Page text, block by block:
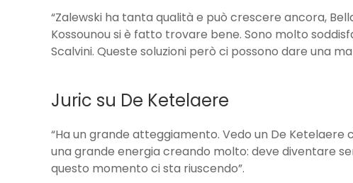
“Zalewski ha tanta qualità e può crescere ancora,
Kossounou si è fatto trovare bene. Sono molto
Scalvini. Queste soluzioni però ci possono dare una
Juric su De Ketelaere
“Ha un grande atteggiamento. Vedo un De
una grande energia creando molto: deve diventare
questo momento ci sta riuscendo”.